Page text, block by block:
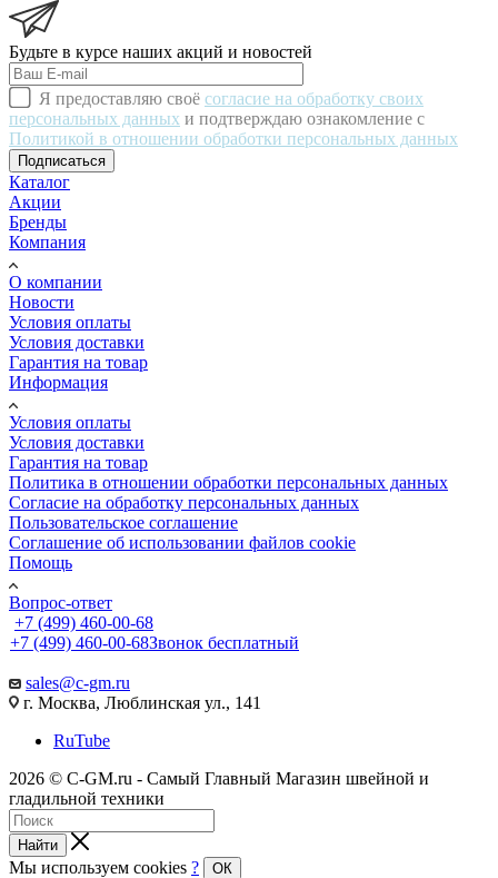
Будьте в курсе наших акций и новостей
Я предоставляю своё согласие на обработку своих
персональных данных и подтверждаю ознакомление с
Политикой в отношении обработки персональных данных
Подписаться
Каталог
Акции
Бренды
Компания
О компании
Новости
Условия оплаты
Условия доставки
Гарантия на товар
Информация
Условия оплаты
Условия доставки
Гарантия на товар
Политика в отношении обработки персональных данных
Cогласие на обработку персональных данных
Пользовательское соглашение
Cоглашение об использовании файлов cookie
Помощь
Вопрос-ответ
+7 (499) 460-00-68
+7 (499) 460-00-68Звонок бесплатный
sales@c-gm.ru
г. Москва, Люблинская ул., 141
RuTube
2026 © C-GM.ru - Самый Главный Магазин швейной и
гладильной техники
Найти
Мы используем cookies ? ОК